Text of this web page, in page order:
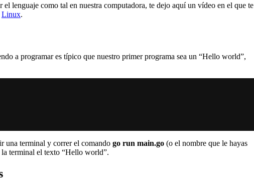
el lenguaje como tal en nuestra computadora, te dejo aquí un vídeo en el que te
Linux.
a programar es típico que nuestro primer programa sea un “Hello world”,
una terminal y correr el comando go run main.go (o el nombre que le hayas
terminal el texto “Hello world”.